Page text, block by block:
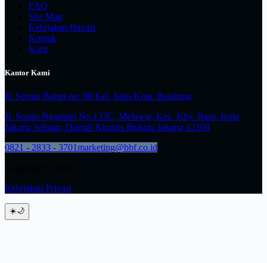
FAQ
Site Map
Kebijakan Privasi
Kontak
Karir
Kantor Kami
Jl. Sersan Bajuri no. 98 Kel. Isola Kota. Bandung
Jl. Sunan Ngampel No.133C, Melawai, Kec. Kby. Baru, Kota
Jakarta Selatan, Daerah Khusus Ibukota Jakarta 12160
0821 - 2833 - 3701marketing@bbf.co.id
Kebijakan Privasi
☀️🌙